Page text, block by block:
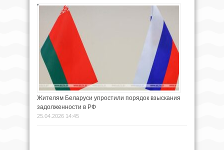
Жителям Беларуси упростили порядок взыскания
задолженности в РФ
25.04.2026 14:45